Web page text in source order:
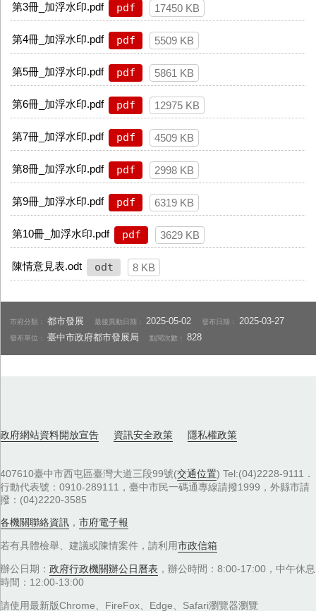
第3冊_加浮水印.pdf pdf 17450 KB
第4冊_加浮水印.pdf pdf 5509 KB
第5冊_加浮水印.pdf pdf 5861 KB
第6冊_加浮水印.pdf pdf 12975 KB
第7冊_加浮水印.pdf pdf 4509 KB
第8冊_加浮水印.pdf pdf 2998 KB
第9冊_加浮水印.pdf pdf 6319 KB
第10冊_加浮水印.pdf pdf 3629 KB
陳情意見表.odt odt 8 KB
市府分類：都市發展 最後異動日期： 2025-05-02 發布日期： 2025-03-27
發布單位：臺中市政府都市發展局 點閱次數：828
政府網站資料開放宣告 資訊安全政策 隱私權政策
407610臺中市西屯區臺灣大道三段99號(交通位置) Tel:(04)2228-9111．
行動代表號：0910-289111，臺中市民一碼通專線請撥1999，外縣市請
撥：(04)2220-3585
各機關聯絡資訊 ， 市府電子報
若有具體檢舉、建議或陳情案件，請利用市政信箱
辦公日期： 政府行政機關辦公日曆表 ，辦公時間：8:00-17:00，中午休息
時間：12:00-13:00
請使用最新版Chrome、FireFox、Edge、Safari瀏覽器瀏覽